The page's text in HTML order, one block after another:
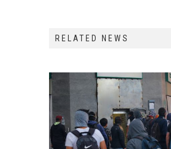
RELATED NEWS